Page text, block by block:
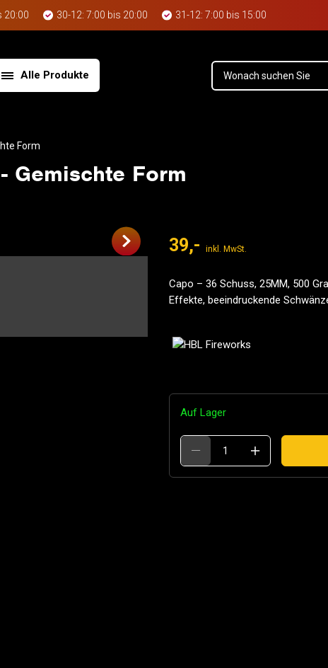
20:00 30-12: 7:00 bis 20:00 31-12: 7:00 bis 15:00
Alle Produkte
Form
Gemischte Form
39,- inkl. MwSt.
Capo – 36 Schuss, 25MM, 500
Effekte, beeindruckende
Auf Lager